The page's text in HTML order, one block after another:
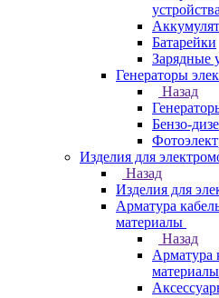
устройства
Батарейки
Зарядные
Генераторы
Назад
Бензо-
Изделия для
Назад
Изделия для
Арматура
материалы
Назад
Арматура
материалы